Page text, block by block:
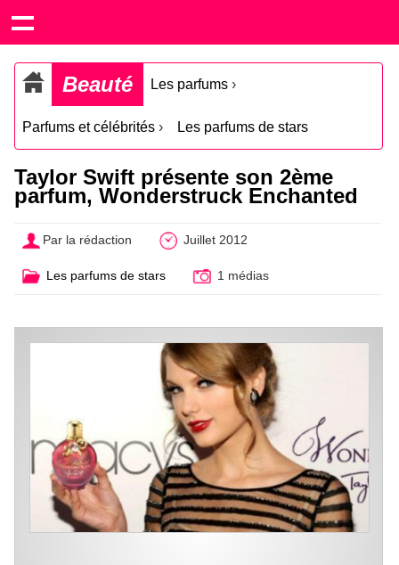
Beauté Les parfums ›
Parfums et célébrités › Les parfums de stars
Taylor Swift présente son 2ème
parfum, Wonderstruck Enchanted
Par la rédaction Juillet 2012
Les parfums de stars 1 médias